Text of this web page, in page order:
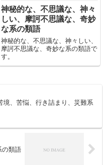
神秘的な、不思議な、神々
しい、摩訶不思議な、奇妙
な系の類語
神秘的な、不思議な、神々しい、
摩訶不思議な、奇妙な系の類語で
す。
境、苦悩、行き詰まり、災難系
の類語